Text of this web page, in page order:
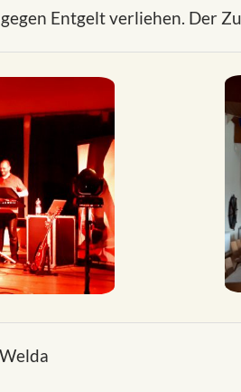
Entgelt verliehen. Der